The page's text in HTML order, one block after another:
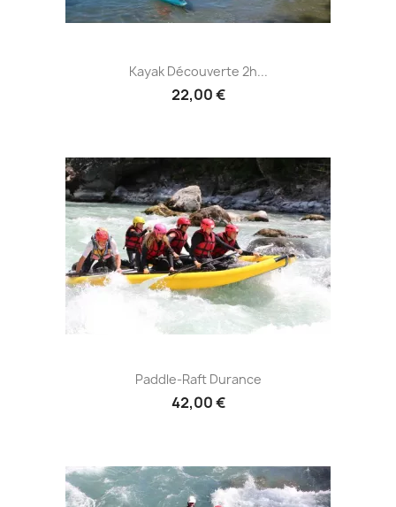
Kayak Découverte 2h...
22,00 €
Paddle-Raft Durance
42,00 €